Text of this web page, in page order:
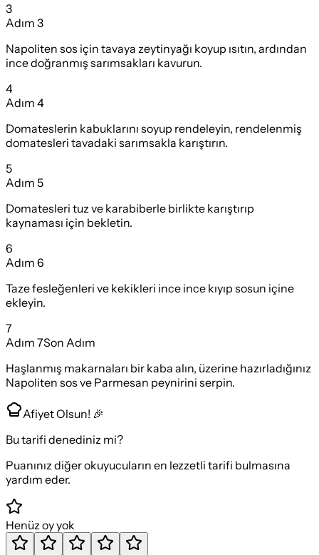
3
Adım 3
Napoliten sos için tavaya zeytinyağı koyup ısıtın, ardından
ince doğranmış sarımsakları kavurun.
4
Adım 4
Domateslerin kabuklarını soyup rendeleyin, rendelenmiş
domatesleri tavadaki sarımsakla karıştırın.
5
Adım 5
Domatesleri tuz ve karabiberle birlikte karıştırıp
kaynaması için bekletin.
6
Adım 6
Taze fesleğenleri ve kekikleri ince ince kıyıp sosun içine
ekleyin.
7
Adım 7Son Adım
Haşlanmış makarnaları bir kaba alın, üzerine hazırladığınız
Napoliten sos ve Parmesan peynirini serpin.
Afiyet Olsun! 🎉
Bu tarifi denediniz mi?
Puanınız diğer okuyucuların en lezzetli tarifi bulmasına
yardım eder.
Henüz oy yok